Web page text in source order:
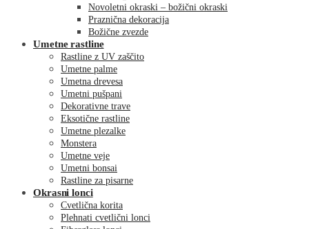
Novoletni okraski – božični okraski
Praznična dekoracija
Božične zvezde
Umetne rastline
Rastline z UV zaščito
Umetne palme
Umetna drevesa
Umetni pušpani
Dekorativne trave
Eksotične rastline
Umetne plezalke
Monstera
Umetne veje
Umetni bonsai
Rastline za pisarne
Okrasni lonci
Cvetlična korita
Plehnati cvetlični lonci